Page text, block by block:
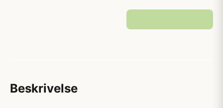
Beskrivelse